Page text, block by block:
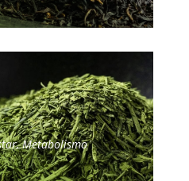
Metabolismo